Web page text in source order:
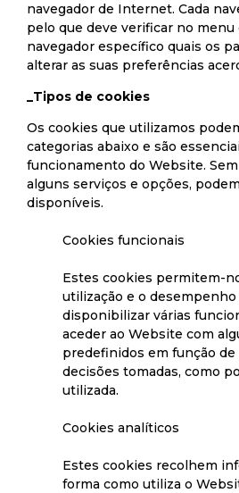
navegador de Internet. Cada
pelo que deve verificar no menu
navegador específico quais os
alterar as suas preferências
_Tipos de cookies
Os cookies que utilizamos
categorias abaixo e são
funcionamento do Website.
alguns serviços e opções,
disponíveis.
Cookies funcionais
Estes cookies permitem-
utilização e o
disponibilizar várias
aceder ao Website com
predefinidos em função
decisões tomadas, como
utilizada.
Cookies analíticos
Estes cookies recolhem
forma como utiliza o